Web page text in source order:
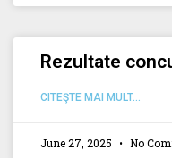
Rezultate
CITEŞTE MAI MULT...
June 27, 2025 No